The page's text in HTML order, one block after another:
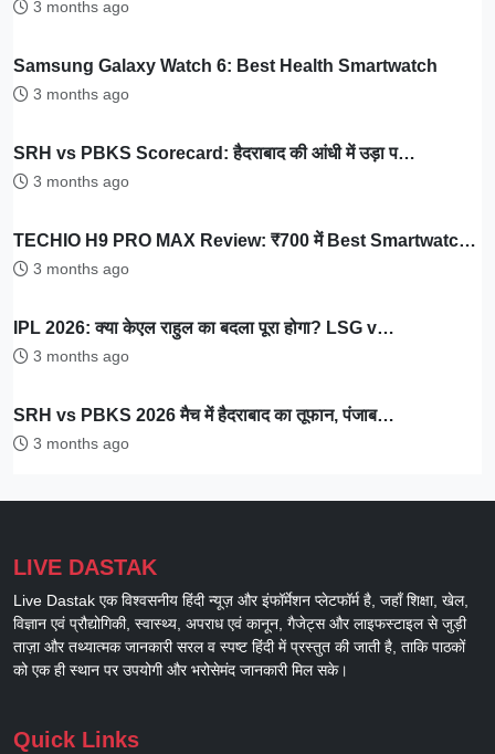
3 months ago
Samsung Galaxy Watch 6: Best Health Smartwatch
3 months ago
SRH vs PBKS Scorecard: हैदराबाद की आंधी में उड़ा प…
3 months ago
TECHIO H9 PRO MAX Review: ₹700 में Best Smartwatc…
3 months ago
IPL 2026: क्या केएल राहुल का बदला पूरा होगा? LSG v…
3 months ago
SRH vs PBKS 2026 मैच में हैदराबाद का तूफान, पंजाब…
3 months ago
LIVE DASTAK
Live Dastak एक विश्वसनीय हिंदी न्यूज़ और इंफॉर्मेशन प्लेटफॉर्म है, जहाँ शिक्षा, खेल,
विज्ञान एवं प्रौद्योगिकी, स्वास्थ्य, अपराध एवं कानून, गैजेट्स और लाइफस्टाइल से जुड़ी
ताज़ा और तथ्यात्मक जानकारी सरल व स्पष्ट हिंदी में प्रस्तुत की जाती है, ताकि पाठकों
को एक ही स्थान पर उपयोगी और भरोसेमंद जानकारी मिल सके।
Quick Links